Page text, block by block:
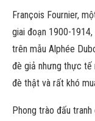
François Fournier,
giai đoạn 1900-
trên mẫu Alphée
đè giả nhưng thực tế
đè thật và rất khó
Phong trào đấu